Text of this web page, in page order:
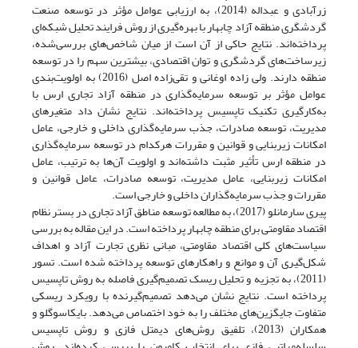
زرآبادی و عبداله (2014)، به ارزیابی عوامل مؤثر در توسعه صنعت
گردشگری منطقه آزاد چابهار با بهره‌گیری از روش فرایند تحلیل شبکه‌ای
پرداخته‌اند. نتایج حاکی از آن است از میان شاخص‌های بررسی‌شده،
زیرساخت‌های گردشگری و توان اقتصادی، بیشترین سهم را در توسعه
منطقه دارند. ولی زاده اوغانی و تقی‌زاده اصل (2016) به اولویت‌بندی
عوامل مؤثر بر توسعه سرمایه‌گذاری در منطقه آزاد تجاری ارس با
به‌کارگیری تکنیک تاپسیس پرداخته‌اند. نتایج نشان داد متغیرهای
مدیریت، توسعه صادرات، جذب سرمایه‌گذاری داخلی و خارجی، عامل
امکانات زیربنایی و قوانین و مقررات هر‌کدام در توسعه سرمایه‌گذاری
در منطقه ارس تأثیر مثبت داشته‌اند و اولویت آن‌ها به ترتیب، عامل
امکانات زیربنایی، عامل مدیریت، توسعه صادرات، عامل قوانین و
مقررات و جذب سرمایه‌گذاران داخلی و خارجی است.
پیری سارمانلو (2017)، به مطالعه توسعه مناطق آزاد تجاری در بستر نظام
اقتصاد مقاومتی برای منطقه چابهار پرداخته است. در این مقاله به بررسی
سیاست‌های کلی اقتصاد مقاومتی، مبانی نظری تجارت آزاد و اهداف
شکل‌گیری آن و موانع و راهکارهای توسعه پرداخته شده است. تسور
(2011)، به تجزیه و تحلیل ریسک تصمیم‌گیری فاصله به روش تاپسیس
پرداخته است. نتایج نشان می‌دهد تصمیم‌گیرنده با رویکرد ریسکی
متفاوت جایگزین‌های مختلف را به خود اختصاص می‌دهد. بایکاسوگلو و
همکاران (2013)، تلفیق روش‌های دیمتل فازی و روش تاپسیس